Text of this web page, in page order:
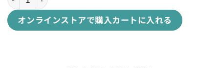
オンラインストアで購入カートに入れる